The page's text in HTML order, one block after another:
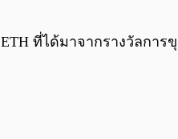
ที่ได้มาจากรางวัลกา